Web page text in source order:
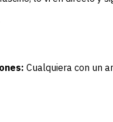
Cualquiera con un